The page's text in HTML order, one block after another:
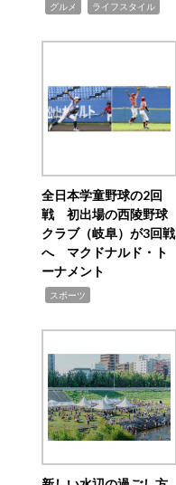
グルメ ライフスタイル
全日本学童野球の2回
戦 初出場の西陵野球
クラブ（岐阜）が3回戦
へ マクドナルド・ト
ーナメント
スポーツ